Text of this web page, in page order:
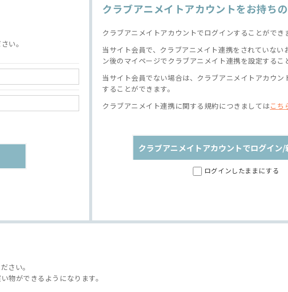
い。
クラブアニメイトアカウントをお持ち
クラブアニメイトアカウントでログインすることができ
当サイト会員で、クラブアニメイト連携をされていない
ン後のマイページでクラブアニメイト連携を設定するこ
当サイト会員でない場合は、クラブアニメイトアカウン
することができます。
クラブアニメイト連携に関する規約につきましてはこち
クラブアニメイトアカウントでログイン
ログインしたままにする
さい。
物ができるようになります。